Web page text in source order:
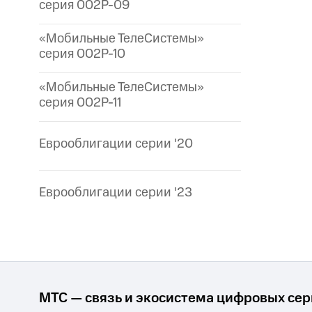
серия 002P-09
«Мобильные ТелеСистемы»
серия 002P-10
«Мобильные ТелеСистемы»
серия 002P-11
Еврооблигации серии '20
Еврооблигации серии '23
МТС — связь и экосистема цифровых